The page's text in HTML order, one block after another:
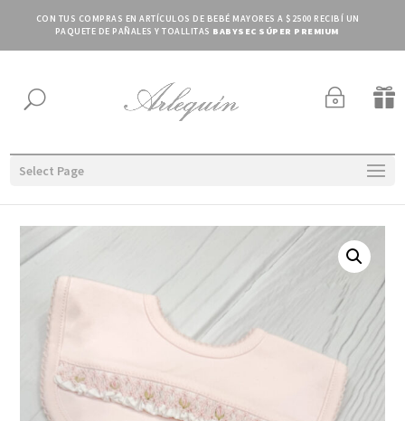
CON TUS COMPRAS EN ARTÍCULOS DE BEBÉ MAYORES A $2500 RECIBÍ UN
PAQUETE DE PAÑALES Y TOALLITAS BABYSEC SÚPER PREMIUM
U ~ 
Select Page